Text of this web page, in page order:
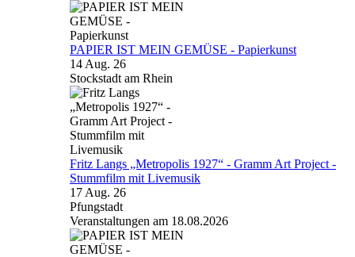
PAPIER IST MEIN GEMÜSE - Papierkunst
14 Aug. 26
Stockstadt am Rhein
Fritz Langs „Metropolis 1927“ - Gramm Art Project -
Stummfilm mit Livemusik
17 Aug. 26
Pfungstadt
Veranstaltungen am 18.08.2026